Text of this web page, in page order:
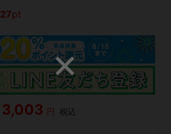
27pt
3,003 円 税込